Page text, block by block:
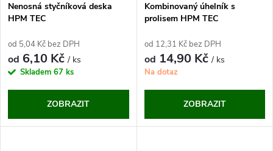
Nenosná styčníková deska
HPM TEC
od 5,04 Kč bez DPH
od 6,10 Kč/ ks
Skladem 67 ks
ZOBRAZIT
Kombinovaný úhelník s
prolisem HPM TEC
od 12,31 Kč bez DPH
od 14,90 Kč/ ks
Na dotaz
ZOBRAZIT